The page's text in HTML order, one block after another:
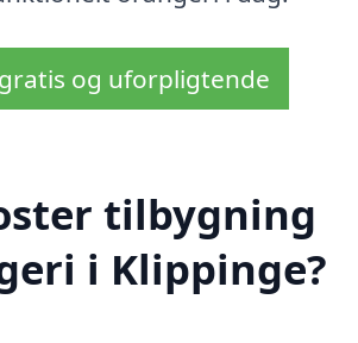
og uforpligtende
tilbygning
i Klippinge?